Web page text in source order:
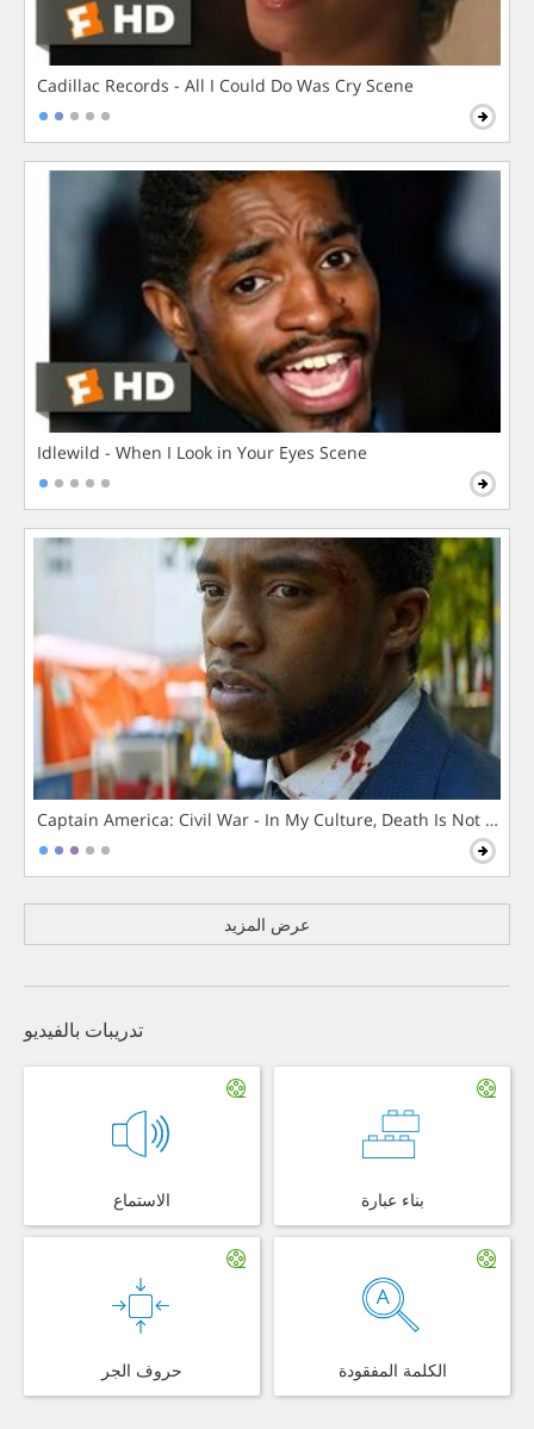
Cadillac Records - All I Could Do Was Cry Scene
Idlewild - When I Look in Your Eyes Scene
Captain America: Civil War - In My Culture, Death Is Not The
عرض المزيد
تدريبات بالفيديو
الاستماع بناء عبارة
حروف الجر الكلمة المفقودة